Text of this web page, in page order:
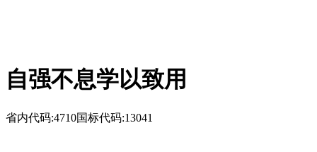
自强不息学以致用
省内代码:4710国标代码:13041